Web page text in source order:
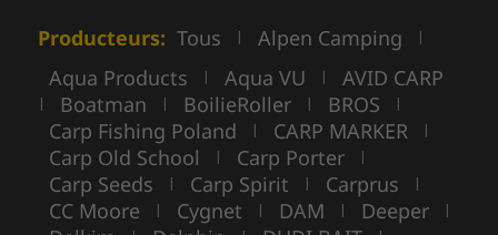
Producteurs: Tous | Alpen Camping |
Aqua Products | Aqua VU | AVID CARP
| Boatman | BoilieRoller | BROS |
Carp Fishing Poland | CARP MARKER |
Carp Old School | Carp Porter |
Carp Seeds | Carp Spirit | Carprus |
CC Moore | Cygnet | DAM | Deeper |